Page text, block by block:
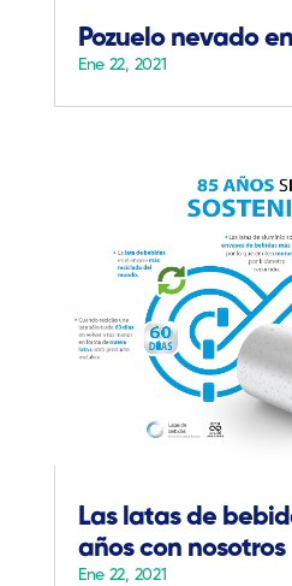
Pozuelo nevado
Ene 22, 2021
Las latas de
años con nosotros
Ene 22, 2021